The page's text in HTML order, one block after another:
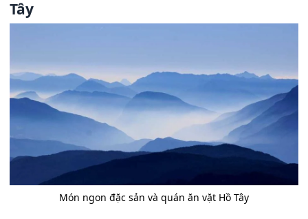
Tây
Món ngon đặc sản và quán ăn vặt Hồ Tây